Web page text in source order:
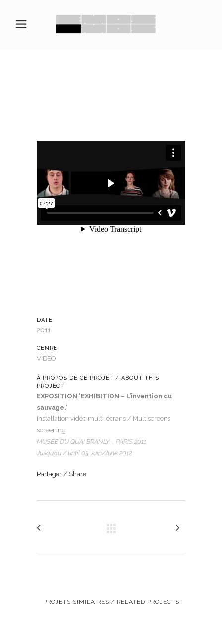
DATE
2011
GENRE
VIDEO
À PROPOS DE CE PROJET / ABOUT THIS
PROJECT
EXPOSITION ‘EXHIBITION – L’invention du
sauvage.’
Installation vidéo multi-écrans / Multiscreens
screening
MUSÉE DU QUAI BRANLY – PARIS 2011
Jusqu’au / until 03 Juin/June 2012
Partager / Share
PROJETS SIMILAIRES / RELATED PROJECTS